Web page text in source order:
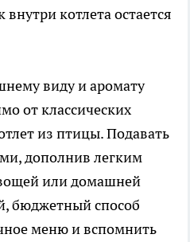
котлета остается
виду и аромату
от классических
из птицы. Подавать
дополнив легким
или домашней
бюджетный способ
меню и вспомнить